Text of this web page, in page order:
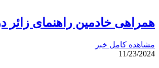
همراهی خادمین راهنمای زائر
مشاهده کامل خبر
11/23/2024